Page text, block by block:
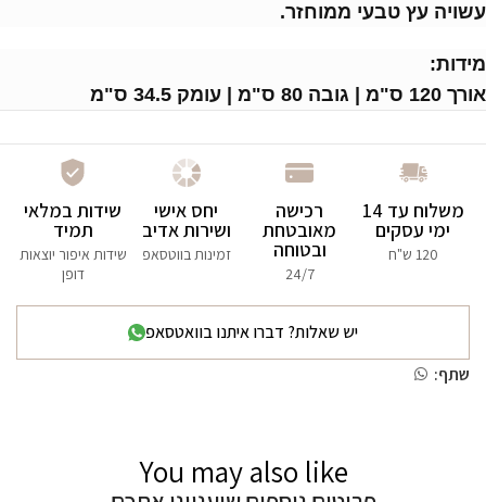
עשויה עץ טבעי ממוחזר.
מידות:
אורך 120 ס"מ | גובה 80 ס"מ | עומק 34.5 ס"מ
משלוח עד 14
ימי עסקים
120 ש"ח
רכישה
מאובטחת
ובטוחה
24/7
יחס אישי
ושירות אדיב
זמינות בווטסאפ
שידות במלאי
תמיד
שידות איפור יוצאות
דופן
יש שאלות? דברו איתנו בוואטסאפ
שתף:
You may also like